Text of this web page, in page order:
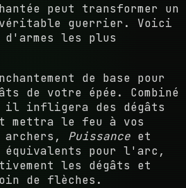
peut transformer un
guerrier. Voici
d'armes les plus
de base pour
de votre épée. Combiné
infligera des dégâts
mettra le feu à vos
archers, Puissance et
équivalents pour l'arc,
les dégâts et
de flèches.